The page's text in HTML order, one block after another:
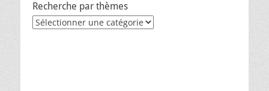
Recherche par thèmes
Recherche